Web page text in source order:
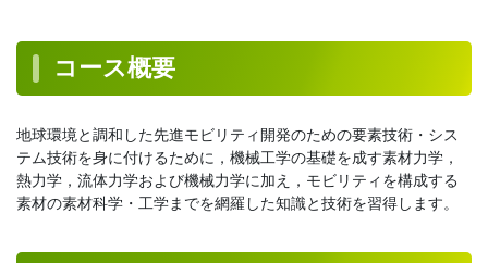
コース概要
地球環境と調和した先進モビリティ開発のための要素技術・シス
テム技術を身に付けるために，機械工学の基礎を成す素材力学，
熱力学，流体力学および機械力学に加え，モビリティを構成する
素材の素材科学・工学までを網羅した知識と技術を習得します。